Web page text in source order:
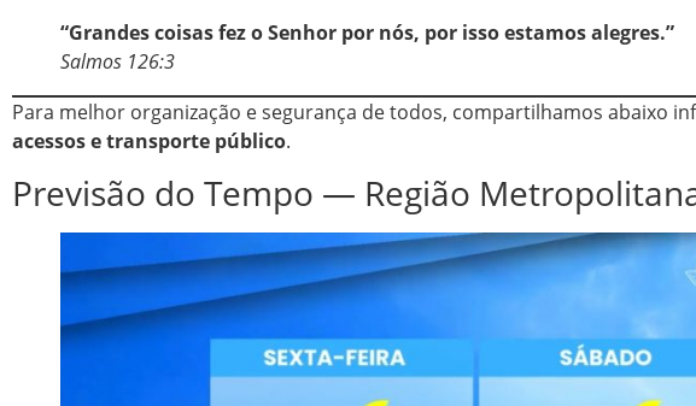
“Grandes coisas fez o Senhor por nós, por isso estamos alegres.”
Salmos 126:3
Para melhor organização e segurança de todos, compartilhamos abaixo
acessos e transporte público.
Previsão do Tempo — Região